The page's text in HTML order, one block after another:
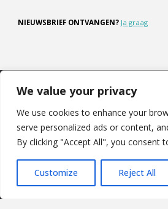
We value your privacy
We use cookies to enhance your
serve personalized ads or content,
By clicking "Accept All", you consent
Customize Reject All
NIEUWSBRIEF ONTVANGEN? Ja graag
COOKIEBELEID | DISCLAIMER
©2025 NGV Noord-
Aangedreven doorFluida